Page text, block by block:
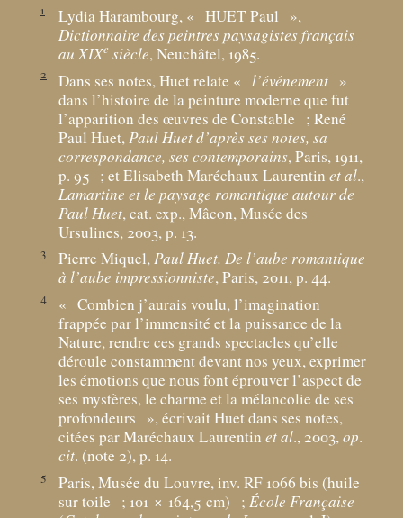
1 Lydia Harambourg, « HUET Paul
»,
Dictionnaire des peintres paysagistes français
au XIXe siècle, Neuchâtel, 1985.
2 Dans ses notes, Huet relate « l’événement »
dans l’histoire de la peinture moderne que fut
l’apparition des œuvres de Constable
; René
Paul Huet,Paul Huet d’après ses notes, sa
correspondance, ses contemporains, Paris, 1911,
p. 95 ; et Elisabeth Maréchaux Laurentin et al.,
Lamartine et le paysage romantique autour de
Paul Huet, cat. exp., Mâcon, Musée des
Ursulines, 2003, p. 13.
3 Pierre Miquel,Paul Huet. De l’aube romantique
à l’aube impressionniste, Paris, 2011, p. 44.
4 « Combien j’aurais voulu, l’imagination
frappée par l’immensité et la puissance de la
Nature, rendre ces grands spectacles qu’elle
déroule constamment devant nos yeux, exprimer
les émotions que nous font éprouver l’aspect de
ses mystères, le charme et la mélancolie de ses
profondeurs
», écrivait Huet dans ses notes,
citées par Maréchaux Laurentin et al., 2003,op.
cit. (note 2), p. 14.
5
Paris, Musée du Louvre, inv. RF 1066 bis (huile
sur toile
; 101 × 164,5 cm) ; École Française